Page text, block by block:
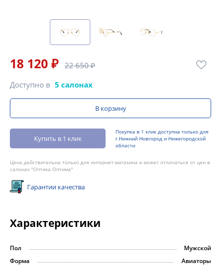
18 120 ₽ 22 650 ₽
Доступно в 5 салонах
В корзину
Купить в 1 клик
Покупка в 1 клик доступна только для
г.Нижний Новгород и Нижегородской
области
Цена действительна только для интернет-магазина и может отличаться от цен в
салонах "Оптика Оптима"
Гарантии качества
Характеристики
Пол
Мужской
Форма
Авиаторы